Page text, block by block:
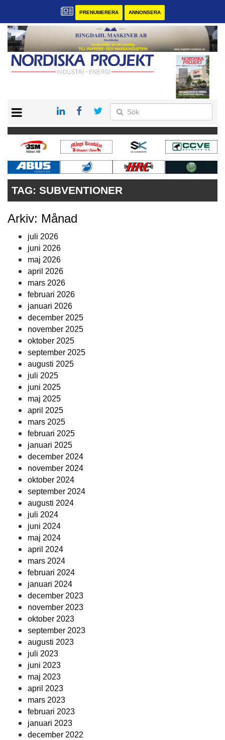
PRENUMERERA ANNONSERA
KONTAKT
VÅRA ANDRA MAGASIN
PRENUMERERA
ANNONSERA
TAG: SUBVENTIONER
Arkiv: Månad
juli 2026
juni 2026
maj 2026
april 2026
mars 2026
februari 2026
januari 2026
december 2025
november 2025
oktober 2025
september 2025
augusti 2025
juli 2025
juni 2025
maj 2025
april 2025
mars 2025
februari 2025
januari 2025
december 2024
november 2024
oktober 2024
september 2024
augusti 2024
juli 2024
juni 2024
maj 2024
april 2024
mars 2024
februari 2024
januari 2024
december 2023
november 2023
oktober 2023
september 2023
augusti 2023
juli 2023
juni 2023
maj 2023
april 2023
mars 2023
februari 2023
januari 2023
december 2022